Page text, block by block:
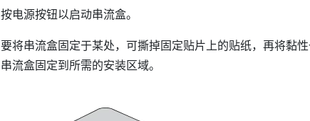
按电源按钮以启动串流盒。
要将串流盒固定于某处，可撕掉固定贴片上的贴纸，再将黏
串流盒固定到所需的安装区域。